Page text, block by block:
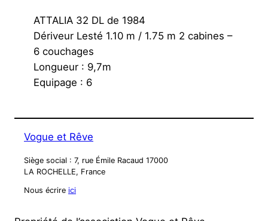
ATTALIA 32 DL de 1984
Dériveur Lesté 1.10 m / 1.75 m 2 cabines –
6 couchages
Longueur : 9,7m
Equipage : 6
Vogue et Rêve
Siège social : 7, rue Émile Racaud 17000
LA ROCHELLE, France
Nous écrire ici